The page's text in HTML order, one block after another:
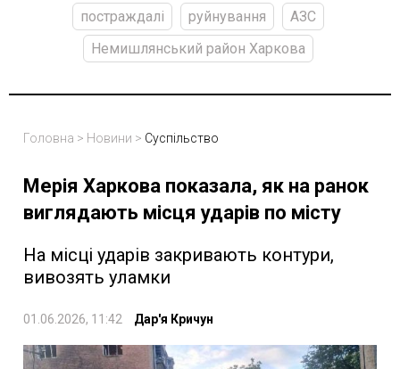
постраждалі
руйнування
АЗС
Немишлянський район Харкова
Головна > Новини > Суспільство
Мерія Харкова показала, як на ранок
виглядають місця ударів по місту
На місці ударів закривають контури,
вивозять уламки
01.06.2026, 11:42 Дар'я Кричун